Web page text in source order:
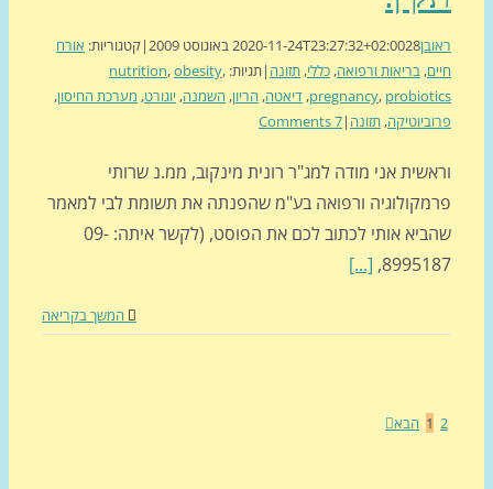
2020-11-24T23:27:32+02:00
|קטגוריות:אורח
בריאות ורפואה,כללי,תזונה|תגיות: nutrition,obesity,
pregnancy,
,דיאטה,הריון,השמנה,יוגורט,מערכת החיסון,
,תזונה|
7 Comments
אני מודה למג"ר רונית מינקוב, ממ.נ שרותי
ורפואה בע"מ שהפנתה את תשומת לבי למאמר
שהביא אותי לכתוב לכם את הפוסט, (לקשר איתה: 09-
[...]
המשך בקריאה